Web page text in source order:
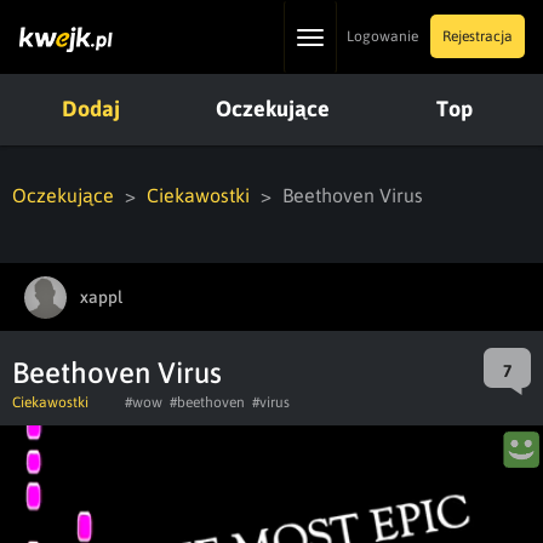
ToggleLogowanie Rejestracja
Dodaj Oczekujące Top
Oczekujące Ciekawostki Beethoven Virus
xappl
Beethoven Virus 7
Ciekawostki #wow #beethoven #virus